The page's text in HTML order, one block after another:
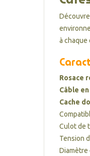
à chaque
Rosace
Câble
Cache
Culot de
Tension
Diamètre